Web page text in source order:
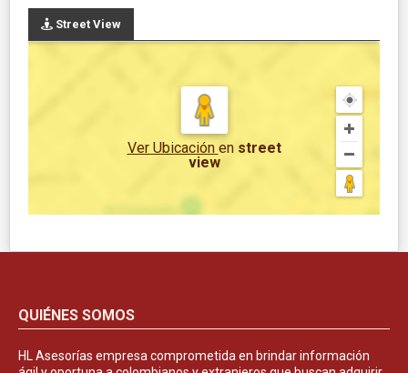
Street View
Ver Ubicación en street
view
QUIÉNES SOMOS
HL Asesorías empresa comprometida en brindar información